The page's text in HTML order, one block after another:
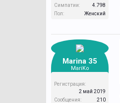
Симпатии:
4.798
Пол:
Женский
Marina 35
MariKo
Регистрация:
2 май 2019
Сообщения:
210